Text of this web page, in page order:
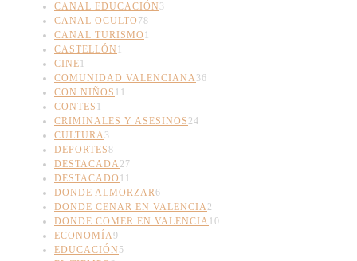
CANAL EDUCACIÓN 3
CANAL OCULTO 78
CANAL TURISMO 1
CASTELLÓN 1
CINE1
COMUNIDAD VALENCIANA36
CON NIÑOS 11
CONTES 1
CRIMINALES Y ASESINOS 24
CULTURA3
DEPORTES8
DESTACADA27
DESTACADO 11
DONDE ALMORZAR6
DONDE CENAR EN VALENCIA2
DONDE COMER EN VALENCIA10
ECONOMÍA9
EDUCACIÓN 5